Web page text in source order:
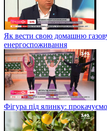
Як вести свою домашню
енергоспоживання
Фігура під ялинку: